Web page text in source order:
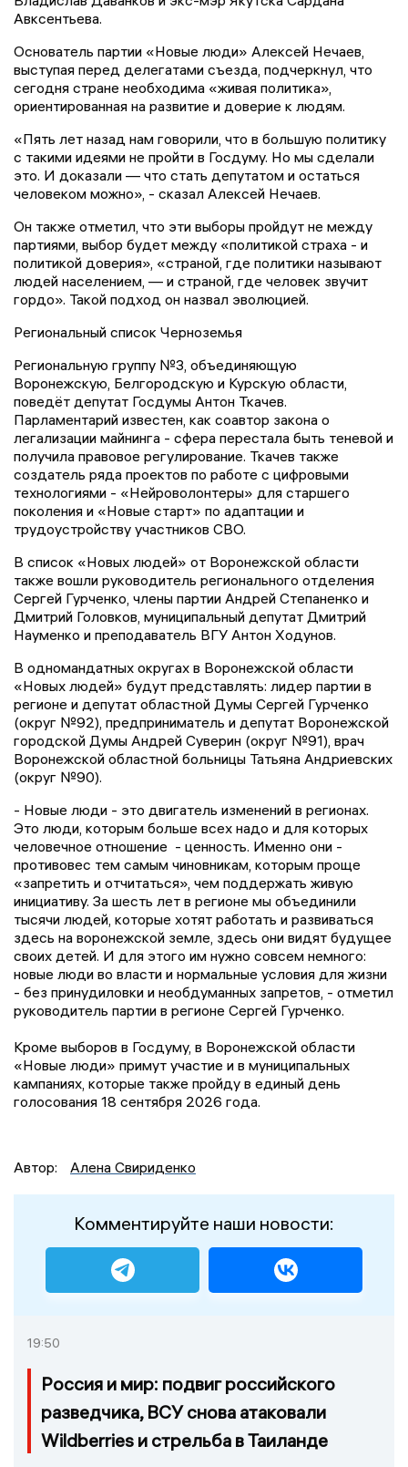
Авксентьева.
Основатель партии «Новые люди» Алексей Нечаев,
выступая перед делегатами съезда, подчеркнул, что
сегодня стране необходима «живая политика»,
ориентированная на развитие и доверие к людям.
«Пять лет назад нам говорили, что в большую политику
с такими идеями не пройти в Госдуму. Но мы сделали
это. И доказали — что стать депутатом и остаться
человеком можно», - сказал Алексей Нечаев.
Он также отметил, что эти выборы пройдут не между
партиями, выбор будет между «политикой страха - и
политикой доверия», «страной, где политики называют
людей населением, — и страной, где человек звучит
гордо». Такой подход он назвал эволюцией.
Региональный список Черноземья
Региональную группу №3, объединяющую
Воронежскую, Белгородскую и Курскую области,
поведёт депутат Госдумы Антон Ткачев.
Парламентарий известен, как соавтор закона о
легализации майнинга - сфера перестала быть теневой и
получила правовое регулирование. Ткачев также
создатель ряда проектов по работе с цифровыми
технологиями - «Нейроволонтеры» для старшего
поколения и «Новые старт» по адаптации и
трудоустройству участников СВО.
В список «Новых людей» от Воронежской области
также вошли руководитель регионального отделения
Сергей Гурченко, члены партии Андрей Степаненко и
Дмитрий Головков, муниципальный депутат Дмитрий
Науменко и преподаватель ВГУ Антон Ходунов.
В одномандатных округах в Воронежской области
«Новых людей» будут представлять: лидер партии в
регионе и депутат областной Думы Сергей Гурченко
(округ №92), предприниматель и депутат Воронежской
городской Думы Андрей Суверин (округ №91), врач
Воронежской областной больницы Татьяна Андриевских
(округ №90).
- Новые люди - это двигатель изменений в регионах.
Это люди, которым больше всех надо и для которых
человечное отношение - ценность. Именно они -
противовес тем самым чиновникам, которым проще
«запретить и отчитаться», чем поддержать живую
инициативу. За шесть лет в регионе мы объединили
тысячи людей, которые хотят работать и развиваться
здесь на воронежской земле, здесь они видят будущее
своих детей. И для этого им нужно совсем немного:
новые люди во власти и нормальные условия для жизни
- без принудиловки и необдуманных запретов, - отметил
руководитель партии в регионе Сергей Гурченко.
Кроме выборов в Госдуму, в Воронежской области
«Новые люди» примут участие и в муниципальных
кампаниях, которые также пройду в единый день
голосования 18 сентября 2026 года.
Автор: Алена Свириденко
Комментируйте наши новости:
19:50
Россия и мир: подвиг российского
разведчика, ВСУ снова атаковали
Wildberries и стрельба в Таиланде